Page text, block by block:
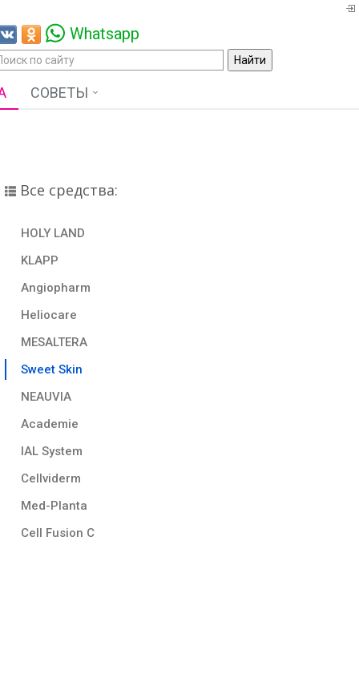
Whatsapp
СОВЕТЫ
Все средства:
HOLY LAND
KLAPP
Angiopharm
Heliocare
MESALTERA
Sweet Skin
NEAUVIA
Academie
IAL System
Cellviderm
Med-Planta
Cell Fusion C